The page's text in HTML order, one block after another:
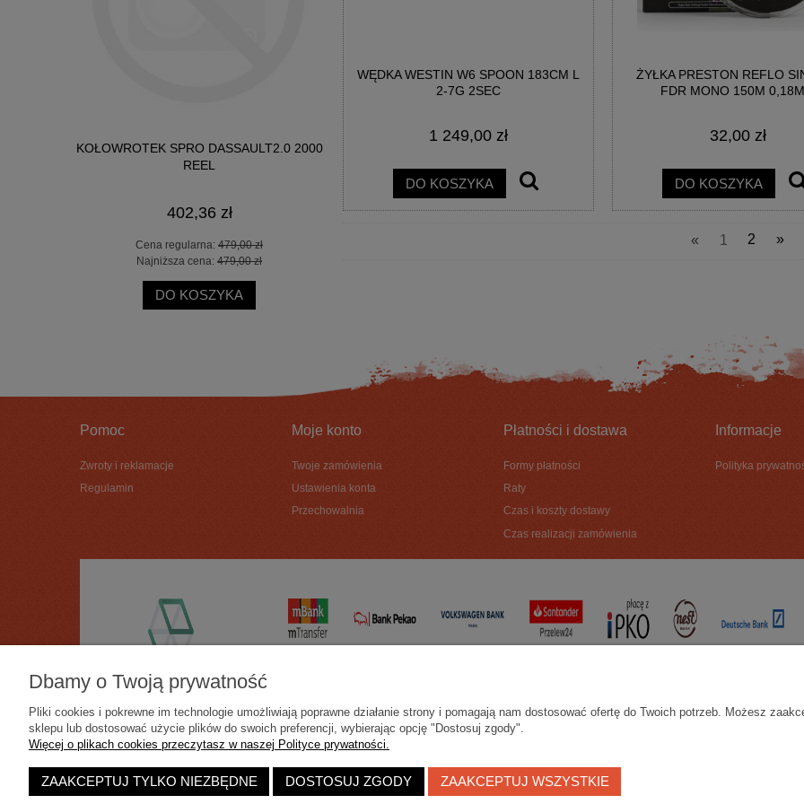
KOŁOWROTEK SPRO DASSAULT2.0 2000
REEL
402,36 zł
Cena regularna: 479,00 zł
Najniższa cena: 479,00 zł
DO KOSZYKA
WĘDKA OKUMA 8K FEEDER 330CM 45GR
522,07 zł
KOŁOWROTEK SPRO DSX 4000
221,76 zł
Cena regularna: 264,00 zł
WĘDKA WESTIN W6 SPOON 183CM L
2-7G 2SEC
1 249,00 zł
DO KOSZYKA
ŻYŁKA PRESTON REFLO
FDR MONO 150M
32,00 zł
DO KOSZYKA
« 1 2 »
Pomoc
Zwroty i reklamacje
Regulamin
Moje konto
Twoje zamówienia
Ustawienia konta
Przechowalnia
Płatności i dostawa
Formy płatności
Raty
Czas i koszty dostawy
Czas realizacji zamówienia
Informacje
Polityka
Dbamy o Twoją prywatność
Pliki cookies i pokrewne im technologie umożliwiają poprawne działanie strony i pomagają nam dostosować ofertę do Twoich potrzeb. Możesz
sklepu lub dostosować użycie plików do swoich preferencji, wybierając opcję "Dostosuj zgody".
Więcej o plikach cookies przeczytasz w naszej Polityce prywatności.
ZAAKCEPTUJ TYLKO NIEZBĘDNE DOSTOSUJ ZGODY ZAAKCEPTUJ WSZYSTKIE